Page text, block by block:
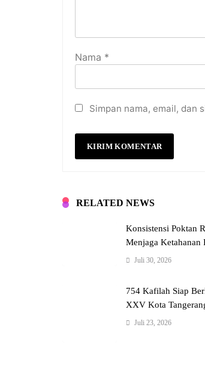
Nama *
Simpan nama, email, dan
RELATED NEWS
Konsistensi Poktan
Menjaga Ketahanan
Juli 30, 2026
754 Kafilah Siap
XXV Kota
Juli 23, 2026